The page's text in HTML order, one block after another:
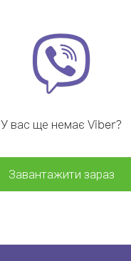
У вас ще немає Viber?
Завантажити зараз